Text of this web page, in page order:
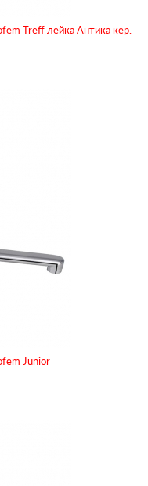
Treff лейка Антика кер.
Junior